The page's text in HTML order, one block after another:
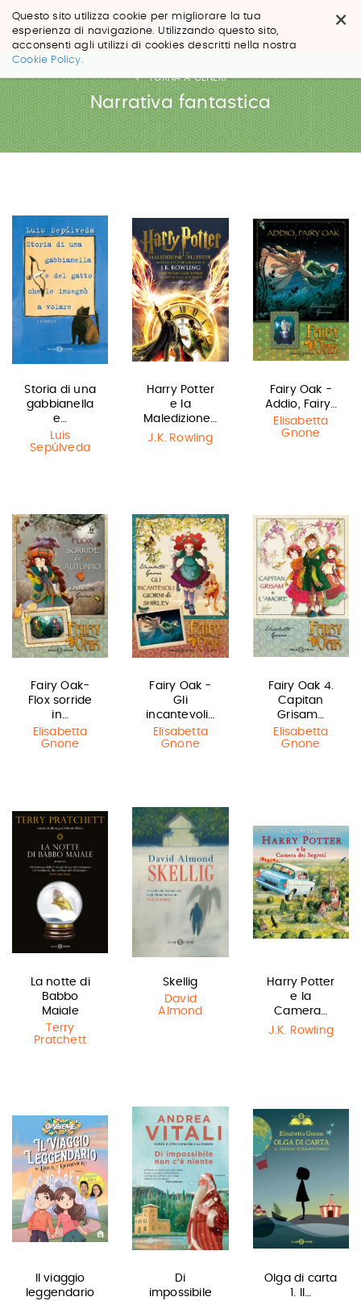
×
Questo sito utilizza cookie per migliorare la tua
esperienza di navigazione. Utilizzando questo sito,
acconsenti agli utilizzi di cookies descritti nella nostra
Cookie Policy.
Salta
contenuti.
Salta
Narrativa fantastica
TORNA A GENERI
Storia di una
gabbianella
e…
Luis
Sepúlveda
Harry Potter
e la
Maledizione…
J.K. Rowling
Fairy Oak -
Addio, Fairy…
Elisabetta
Gnone
Fairy Oak-
Flox sorride
in…
Elisabetta
Gnone
Fairy Oak -
Gli
incantevoli…
Elisabetta
Gnone
Fairy Oak 4.
Capitan
Grisam…
Elisabetta
Gnone
La notte di
Babbo
Maiale
Terry
Pratchett
Skellig
David
Almond
Harry Potter
e la
Camera…
J.K. Rowling
Il viaggio
leggendario
Di
impossibile
Olga di carta
1. Il…